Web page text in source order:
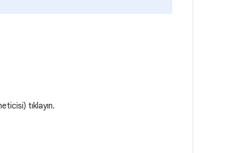
tıklayın.